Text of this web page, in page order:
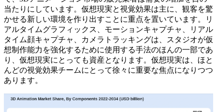
当たりにしています。仮想現実と視覚効果は主に、観客を驚
かせる新しい環境を作り出すことに重点を置いています。リ
アルタイムグラフィックス、モーションキャプチャ、リアル
タイム顔キャプチャ、カメラトラッキングは、スタジオが仮
想制作能力を強化するために使用する手法のほんの一部であ
り、仮想現実にとっても資産となります。仮想現実は、ほと
んどの視覚効果チームにとって徐々に重要な焦点になりつつ
あります。